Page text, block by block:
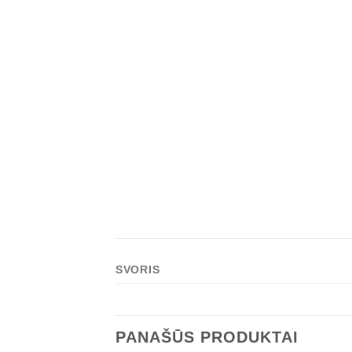
SVORIS
PANAŠŪS PRODUKTAI